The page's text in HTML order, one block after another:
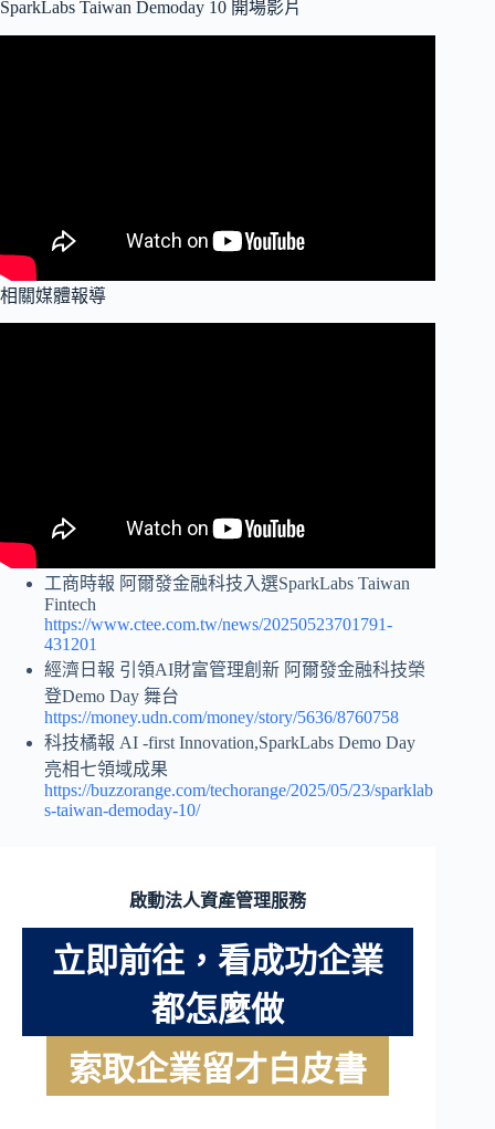
SparkLabs Taiwan Demoday 10 開場影片
相關媒體報導
工商時報 阿爾發金融科技入選SparkLabs Taiwan
Fintech
https://www.ctee.com.tw/news/20250523701791-
431201
經濟日報 引領AI財富管理創新 阿爾發金融科技榮
登Demo Day 舞台
https://money.udn.com/money/story/5636/8760758
科技橘報 AI -first Innovation,SparkLabs Demo Day
亮相七領域成果
https://buzzorange.com/techorange/2025/05/23/sparklab
s-taiwan-demoday-10/
啟動法人資產管理服務
立即前往，看成功企業
都怎麼做
索取企業留才白皮書